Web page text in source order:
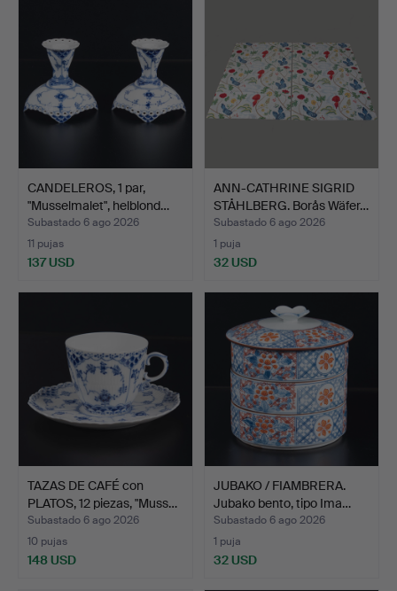
CANDELEROS, 1 par,
"Musselmalet", helblond…
Subastado 6 ago 2026
11 pujas
137 USD
ANN-CATHRINE SIGRID
STÅHLBERG. Borås Wäfer…
Subastado 6 ago 2026
1 puja
32 USD
TAZAS DE CAFÉ con
PLATOS, 12 piezas, "Muss…
Subastado 6 ago 2026
10 pujas
148 USD
JUBAKO / FIAMBRERA.
Jubako bento, tipo Ima…
Subastado 6 ago 2026
1 puja
32 USD